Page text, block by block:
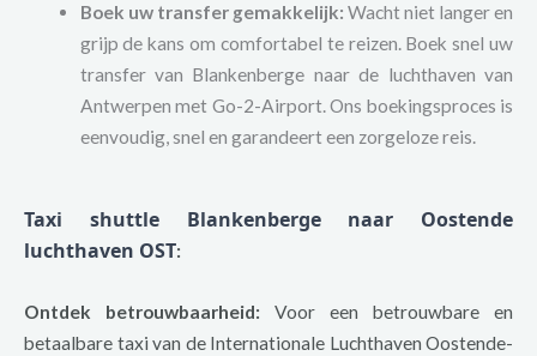
Boek uw transfer gemakkelijk: Wacht niet langer en
grijp de kans om comfortabel te reizen. Boek snel uw
transfer van Blankenberge naar de luchthaven van
Antwerpen met Go-2-Airport. Ons boekingsproces is
eenvoudig, snel en garandeert een zorgeloze reis.
Taxi shuttle Blankenberge naar Oostende
luchthaven OST:
Ontdek betrouwbaarheid: Voor een betrouwbare en
betaalbare taxi van de Internationale Luchthaven Oostende-